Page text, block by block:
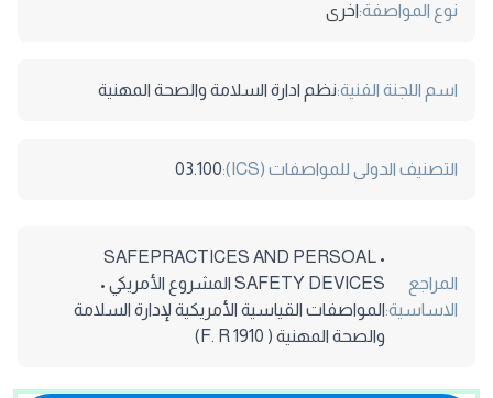
نوع المواصفة:اخرى
اسم اللجنة الفنية:نظم ادارة السلامة والصحة المهنية
التصنيف الدولى للمواصفات (ICS): 03.100
المراجع
الاساسية:
• SAFEPRACTICES AND PERSOAL
SAFETY DEVICES المشروع الأمريكي •
المواصفات القياسية الأمريكية لإدارة السلامة
والصحة المهنية ( F. R 1910)